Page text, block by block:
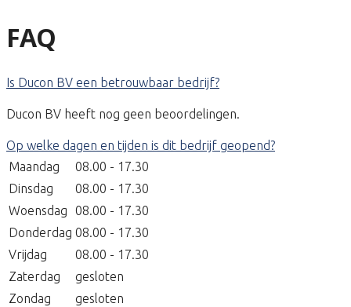
FAQ
Is Ducon BV een betrouwbaar bedrijf?
Ducon BV heeft nog geen beoordelingen.
Op welke dagen en tijden is dit bedrijf geopend?
Maandag
08.00 - 17.30
Dinsdag
08.00 - 17.30
Woensdag
08.00 - 17.30
Donderdag 08.00 - 17.30
Vrijdag
08.00 - 17.30
Zaterdag
gesloten
Zondag
gesloten